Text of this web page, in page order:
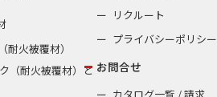
耐火被覆材）
（耐火被覆材）と
リクルート
プライバシーポリシー
お問合せ